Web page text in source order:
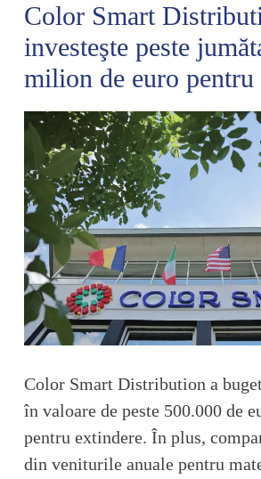
Color Smart
investeşte peste
milion de euro pentru
Color Smart Distribution a
în valoare de peste 500.000 de
pentru extindere. În plus,
din veniturile anuale pentru